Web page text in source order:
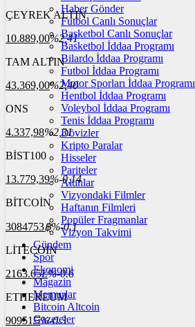
ÇEYREK ALTIN
10.889,00%2,41
TAM ALTIN
43.369,00%2,40
ONS
4.337,98%2,31
BİST100
13.779,39%-0,14
BİTCOİN
3084753฿%-0.1
LİTECOİN
2163.65Ł%-0.6
ETHEREUM
90951Ξ%-0.3
Haber Gönder
Futbol Canlı Sonuçlar
Basketbol Canlı Sonuçlar
Basketbol İddaa Programı
Bilardo İddaa Programı
Futbol İddaa Programı
Motor Sporları İddaa Programı
Hentbol İddaa Programı
Voleybol İddaa Programı
Tenis İddaa Programı
Dövizler
Kripto Paralar
Hisseler
Pariteler
Altınlar
Vizyondaki Filmler
Haftanın Filmleri
Popüler Fragmanlar
Vizyon Takvimi
Gündem
Spor
Ekonomi
Magazin
Memurlar
Bitcoin Altcoin
Gazeteler